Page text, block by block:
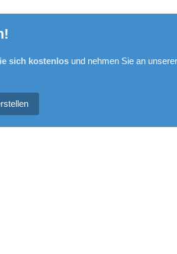
sich kostenlosund nehmen Sie an unserer